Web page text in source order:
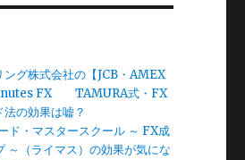
ング株式会社の【JCB・AMEX
FX TAMURA式・FX
法の効果は嘘？
ド・マスタースクール ～ FX成
～（ライマス）の効果が気にな